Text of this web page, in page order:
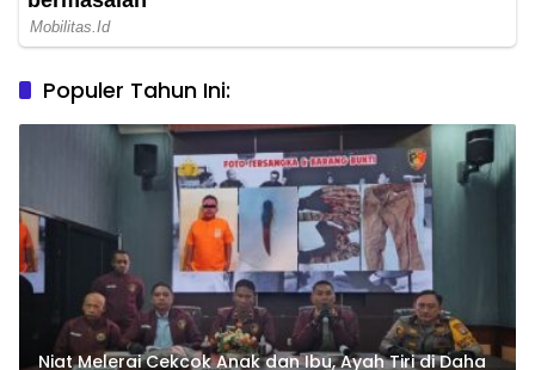
Populer Tahun Ini:
Niat Melerai Cekcok Anak dan Ibu, Ayah Tiri di Daha